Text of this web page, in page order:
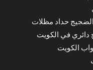
حداد مظلات
دائري في الكويت
الكويت